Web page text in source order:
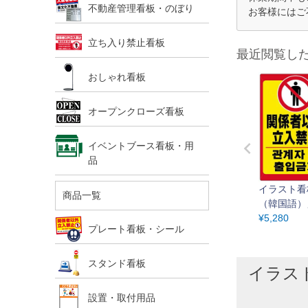
不動産管理看板・のぼり
立ち入り禁止看板
おしゃれ看板
オープンクローズ看板
イベントブース看板・用
品
商品一覧
プレート看板・シール
スタンド看板
設置・取付用品
お客様には
最近閲覧し
イラスト
（韓国語
cm×30cm
¥5,280
イラス